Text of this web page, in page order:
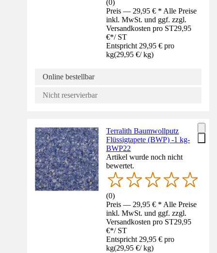
(0)
Preis — 29,95 € * Alle Preise
inkl. MwSt. und ggf. zzgl.
Versandkosten pro ST29,95
€*/ ST
Entspricht 29,95 € pro
kg(29,95 €/ kg)
Online bestellbar
Nicht reservierbar
Terralith Baumwollputz
Flüssigtapete (BWP) -1 kg-
BWP22
Artikel wurde noch nicht
bewertet.
(0)
Preis — 29,95 € * Alle Preise
inkl. MwSt. und ggf. zzgl.
Versandkosten pro ST29,95
€*/ ST
Entspricht 29,95 € pro
kg(29,95 €/ kg)